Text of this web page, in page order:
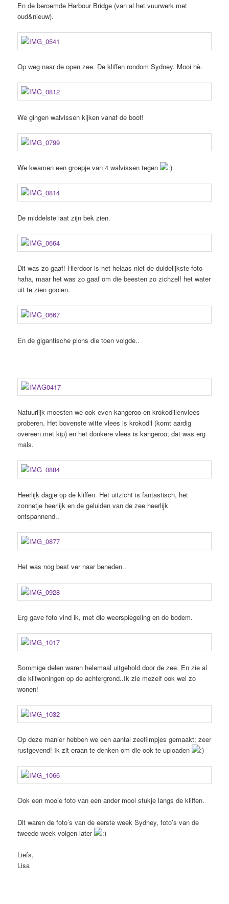
En de beroemde Harbour Bridge (van al het vuurwerk met
oud&nieuw).
Op weg naar de open zee. De kliffen rondom Sydney. Mooi hè.
We gingen walvissen kijken vanaf de boot!
We kwamen een groepje van 4 walvissen tegen
De middelste laat zijn bek zien.
Dit was zo gaaf! Hierdoor is het helaas niet de duidelijkste foto
haha, maar het was zo gaaf om die beesten zo zichzelf het water
uit te zien gooien.
En de gigantische plons die toen volgde..
Natuurlijk moesten we ook even kangeroo en krokodillenvlees
proberen. Het bovenste witte vlees is krokodil (komt aardig
overeen met kip) en het donkere vlees is kangeroo; dat was erg
mals.
Heerlijk dagje op de kliffen. Het uitzicht is fantastisch, het
zonnetje heerlijk en de geluiden van de zee heerlijk
ontspannend..
Het was nog best ver naar beneden..
Erg gave foto vind ik, met die weerspiegeling en de bodem.
Sommige delen waren helemaal uitgehold door de zee. En zie al
die klifwoningen op de achtergrond..Ik zie mezelf ook wel zo
wonen!
Op deze manier hebben we een aantal zeefilmpjes gemaakt; zeer
rustgevend! Ik zit eraan te denken om die ook te uploaden
Ook een mooie foto van een ander mooi stukje langs de kliffen.
Dit waren de foto’s van de eerste week Sydney, foto’s van de
tweede week volgen later
Liefs,
Lisa